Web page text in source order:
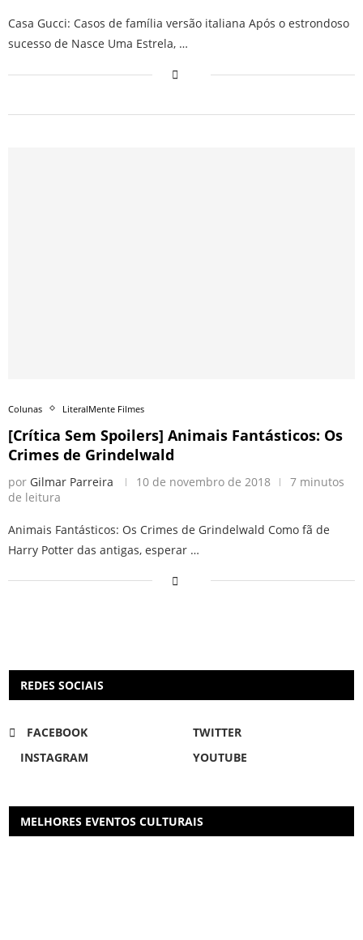
Casa Gucci: Casos de família versão italiana Após o estrondoso
sucesso de Nasce Uma Estrela, …
Colunas LiteralMente Filmes
[Crítica Sem Spoilers] Animais Fantásticos: Os
Crimes de Grindelwald
por Gilmar Parreira 10 de novembro de 2018
7 minutos
de leitura
Animais Fantásticos: Os Crimes de Grindelwald Como fã de
Harry Potter das antigas, esperar …
REDES SOCIAIS
FACEBOOK
TWITTER
INSTAGRAM
YOUTUBE
MELHORES EVENTOS CULTURAIS